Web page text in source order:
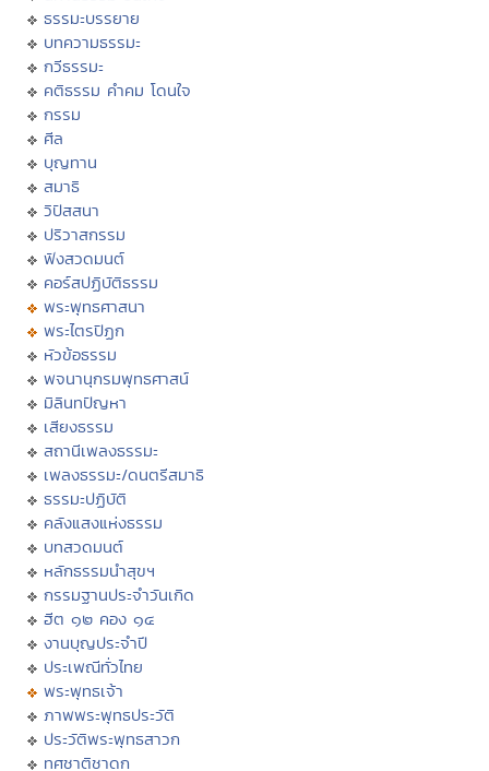
ธรรมะบรรยาย
บทความธรรมะ
กวีธรรมะ
คติธรรม คำคม โดนใจ
กรรม
ศีล
บุญทาน
สมาธิ
วิปัสสนา
ปริวาสกรรม
ฟังสวดมนต์
คอร์สปฏิบัติธรรม
พระพุทธศาสนา
พระไตรปิฏก
หัวข้อธรรม
พจนานุกรมพุทธศาสน์
มิลินทปัญหา
เสียงธรรม
สถานีเพลงธรรมะ
เพลงธรรมะ/ดนตรีสมาธิ
ธรรมะปฏิบัติ
คลังแสงแห่งธรรม
บทสวดมนต์
หลักธรรมนำสุขฯ
กรรมฐานประจำวันเกิด
ฮีต ๑๒ คอง ๑๔
งานบุญประจำปี
ประเพณีทั่วไทย
พระพุทธเจ้า
ภาพพระพุทธประวัติ
ประวัติพระพุทธสาวก
ทศชาติชาดก